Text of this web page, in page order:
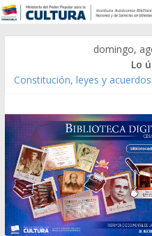
domingo,
Lo
Constitución, leyes y
Modesta Bor Sánchez
Gaceta Oficial de la
Caracas 09 de marzo de 2006
Catálogo temático de obras